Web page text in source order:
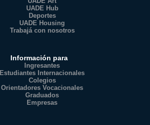
UADE Hub
Deportes
UADE Housing
Trabajá con nosotros
Información para
Ingresantes
Estudiantes Internacionales
Colegios
Orientadores Vocacionales
Graduados
Empresas